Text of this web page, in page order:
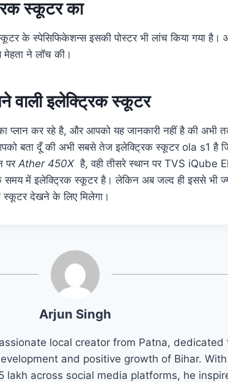
स्कूटर का
के स्पेसिफिकेशन्स इसकी पोस्टर भी लांच किया गया है।
ने लॉच की।
इलेक्ट्रिक स्कूटर
प्लान कर रहे है, और आपको यह जानकारी नहीं है की
बता दूँ की अभी सबसे तेज इलेक्ट्रिक स्कूटर ola s1 है
पर Ather 450Xहै, वही तीसरे स्थान पर TVS iQube
में इलेक्ट्रिक स्कूटर है। लेकिन अब जल्द ही इससे भी
स्कूटर देखने के लिए मिलेगा।
Arjun Singh
local creator from Patna, dedicated
and positive growth of Bihar.
lakh across social media platforms, he